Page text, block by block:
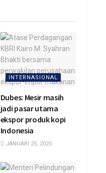
INTERNASIONAL
Dubes: Mesir masih
jadi pasar utama
ekspor produk kopi
Indonesia
JANUARI 25, 2025